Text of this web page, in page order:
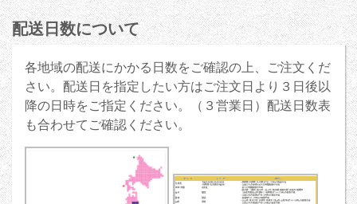
配送日数について
各地域の配送にかかる日数をご確認の上、ご注文くだ
さい。配送日を指定したい方はご注文日より３日後以
降の日時をご指定ください。（３営業日）配送日数表
も合わせてご確認ください。